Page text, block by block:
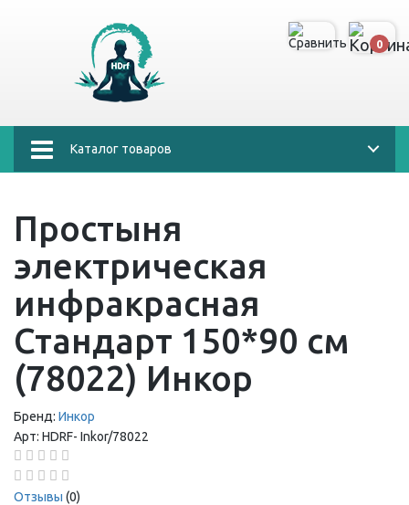
0
Каталог товаров
Простыня
электрическая
инфракрасная
Стандарт 150*90 см
(78022) Инкор
Бренд: Инкор
Арт: HDRF- Inkor/78022
Отзывы (0)